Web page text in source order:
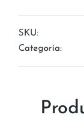
SKU:
Categoría: